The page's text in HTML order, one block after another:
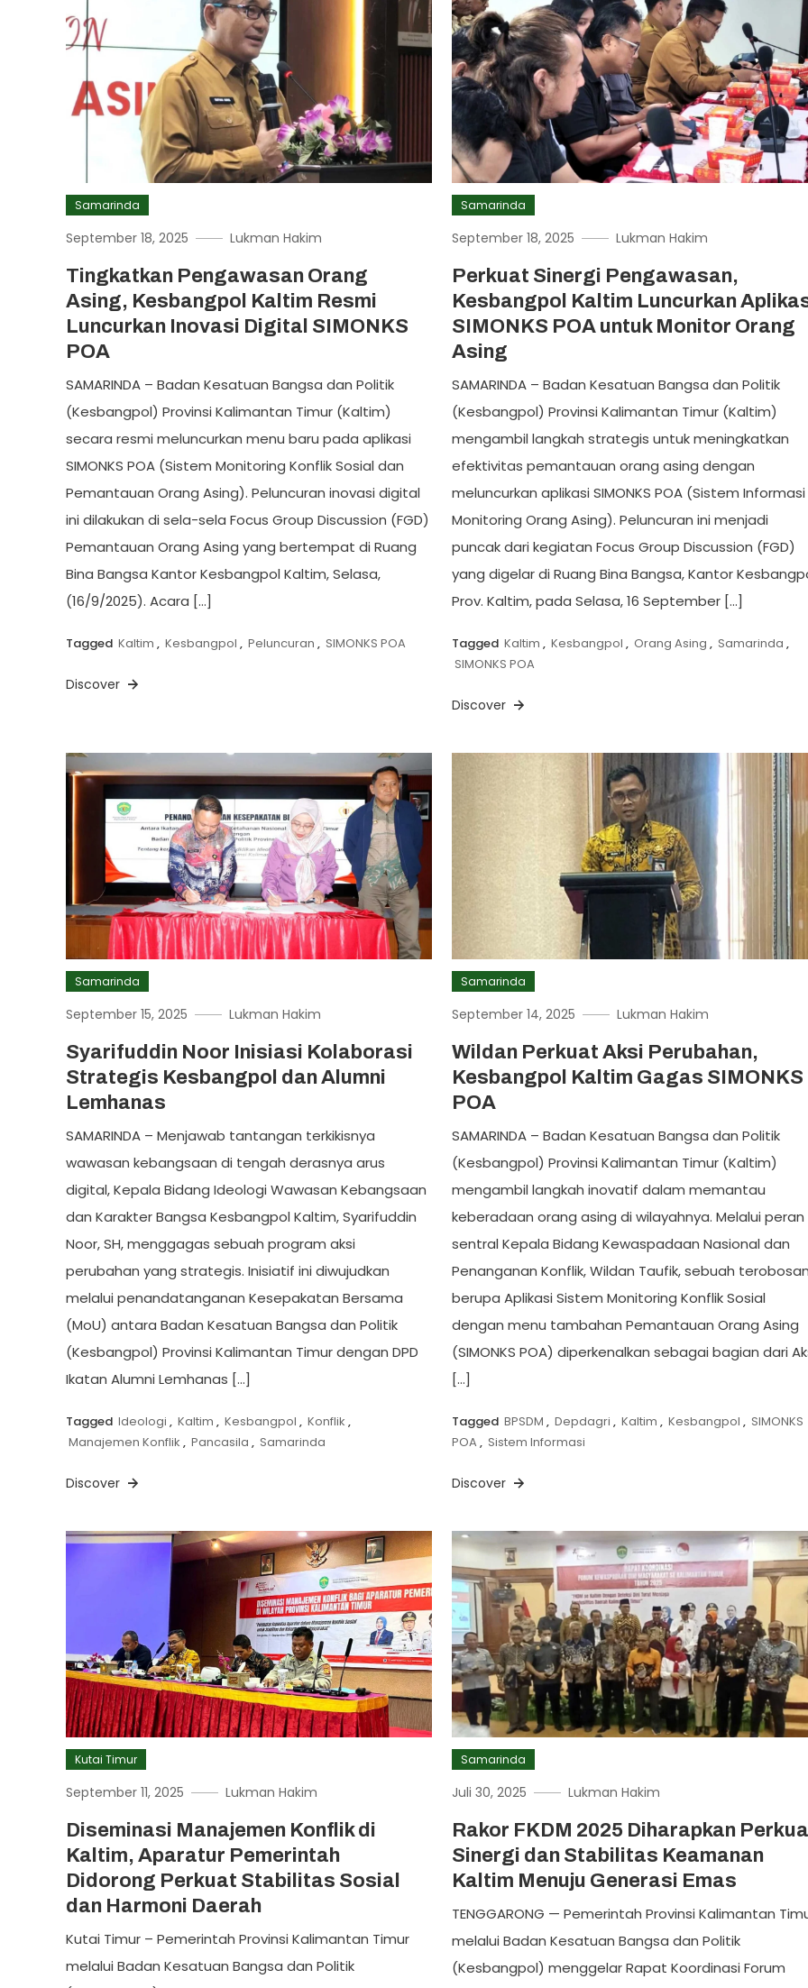
Samarinda
September 18, 2025 Lukman Hakim
Tingkatkan Pengawasan Orang
Asing, Kesbangpol Kaltim Resmi
Luncurkan Inovasi Digital SIMONKS
POA
SAMARINDA – Badan Kesatuan Bangsa dan Politik
(Kesbangpol) Provinsi Kalimantan Timur (Kaltim)
secara resmi meluncurkan menu baru pada aplikasi
SIMONKS POA (Sistem Monitoring Konflik Sosial dan
Pemantauan Orang Asing). Peluncuran inovasi digital
ini dilakukan di sela-sela Focus Group Discussion (FGD)
Pemantauan Orang Asing yang bertempat di Ruang
Bina Bangsa Kantor Kesbangpol Kaltim, Selasa,
(16/9/2025). Acara […]
Tagged Kaltim , Kesbangpol , Peluncuran , SIMONKS POA
Discover
Samarinda
September 18, 2025 Lukman Hakim
Perkuat Sinergi Pengawasan,
Kesbangpol Kaltim Luncurkan
SIMONKS POA untuk Monitor Orang
Asing
SAMARINDA – Badan Kesatuan Bangsa dan Politik
(Kesbangpol) Provinsi Kalimantan Timur (Kaltim)
mengambil langkah strategis untuk meningkatkan
efektivitas pemantauan orang asing dengan
meluncurkan aplikasi SIMONKS POA (Sistem Informasi
Monitoring Orang Asing). Peluncuran ini menjadi
puncak dari kegiatan Focus Group Discussion (FGD)
yang digelar di Ruang Bina Bangsa, Kantor
Prov. Kaltim, pada Selasa, 16 September […]
Tagged Kaltim , Kesbangpol , Orang Asing , Samarinda ,
SIMONKS POA
Discover
Samarinda
September 15, 2025 Lukman Hakim
Syarifuddin Noor Inisiasi Kolaborasi
Strategis Kesbangpol dan Alumni
Lemhanas
SAMARINDA – Menjawab tantangan terkikisnya
wawasan kebangsaan di tengah derasnya arus
digital, Kepala Bidang Ideologi Wawasan Kebangsaan
dan Karakter Bangsa Kesbangpol Kaltim, Syarifuddin
Noor, SH, menggagas sebuah program aksi
perubahan yang strategis. Inisiatif ini diwujudkan
melalui penandatanganan Kesepakatan Bersama
(MoU) antara Badan Kesatuan Bangsa dan Politik
(Kesbangpol) Provinsi Kalimantan Timur dengan DPD
Ikatan Alumni Lemhanas […]
Tagged Ideologi , Kaltim , Kesbangpol , Konflik ,
Manajemen Konflik , Pancasila , Samarinda
Discover
Samarinda
September 14, 2025 Lukman Hakim
Wildan Perkuat Aksi Perubahan,
Kesbangpol Kaltim Gagas SIMONKS
POA
SAMARINDA – Badan Kesatuan Bangsa dan Politik
(Kesbangpol) Provinsi Kalimantan Timur (Kaltim)
mengambil langkah inovatif dalam memantau
keberadaan orang asing di wilayahnya. Melalui peran
sentral Kepala Bidang Kewaspadaan Nasional dan
Penanganan Konflik, Wildan Taufik, sebuah
berupa Aplikasi Sistem Monitoring Konflik Sosial
dengan menu tambahan Pemantauan Orang Asing
(SIMONKS POA) diperkenalkan sebagai bagian dari
[…]
Tagged BPSDM , Depdagri , Kaltim , Kesbangpol , SIMONKS
POA , Sistem Informasi
Discover
Kutai Timur
September 11, 2025 Lukman Hakim
Diseminasi Manajemen Konflik di
Kaltim, Aparatur Pemerintah
Didorong Perkuat Stabilitas Sosial
dan Harmoni Daerah
Kutai Timur – Pemerintah Provinsi Kalimantan Timur
melalui Badan Kesatuan Bangsa dan Politik
Samarinda
Juli 30, 2025 Lukman Hakim
Rakor FKDM 2025 Diharapkan
Sinergi dan Stabilitas Keamanan
Kaltim Menuju Generasi Emas
TENGGARONG — Pemerintah Provinsi Kalimantan
melalui Badan Kesatuan Bangsa dan Politik
(Kesbangpol) menggelar Rapat Koordinasi Forum